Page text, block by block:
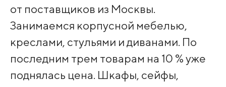
от поставщиков из Москвы.
Занимаемся корпусной мебелью,
креслами, стульями и диванами. По
последним трем товарам на 10 % уже
поднялась цена. Шкафы, сейфы,